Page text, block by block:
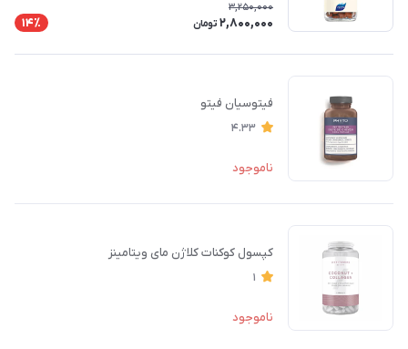
3,250,000
2,800,000 تومان 14٪
فیتوسیان فیتو
4.33
ناموجود
کپسول کوکنات کلاژن مای ویتامینز
1
ناموجود